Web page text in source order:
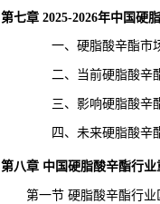
第七章 2025-2026年中国硬
一、硬脂酸辛酯市场
二、当前硬脂酸辛酯
三、影响硬脂酸辛酯
四、未来硬脂酸辛酯
第八章 中国硬脂酸辛酯行
第一节 硬脂酸辛酯行业